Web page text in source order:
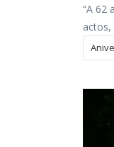
“A 62
actos,